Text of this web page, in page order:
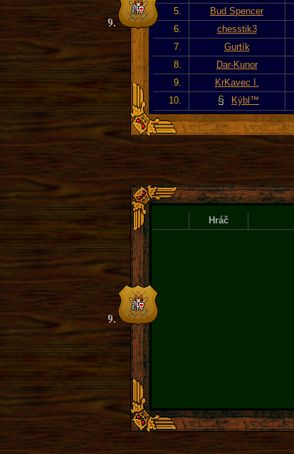
5.
Bud Spencer
6.
chesstik3
7.
Gurtík
8.
Dar-Kunor
9.
KrKavec I.
10.
Kýbl™
Hráč